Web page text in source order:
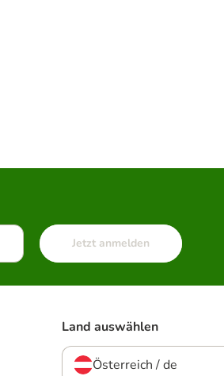
Jetzt anmelden
Land auswählen
Österreich / de